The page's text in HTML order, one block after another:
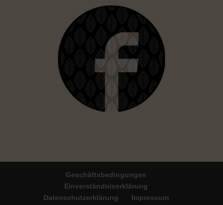
Geschäftsbedingungen
Einverständniserklärung
Datenschutzerklärung
Impressum